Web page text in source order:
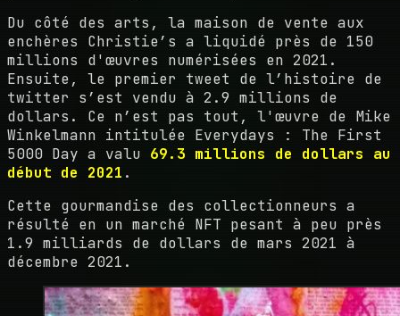
Du côté des arts, la maison de vente aux
enchères Christie’s a liquidé près de 150
millions d'œuvres numérisées en 2021.
Ensuite, le premier tweet de l’histoire de
twitter s’est vendu à 2.9 millions de
dollars. Ce n’est pas tout, l'œuvre de Mike
Winkelmann intitulée Everydays : The First
5000 Day a valu 69.3 millions de dollars au
début de 2021 .
Cette gourmandise des collectionneurs a
résulté en un marché NFT pesant à peu près
1.9 milliards de dollars de mars 2021 à
décembre 2021.